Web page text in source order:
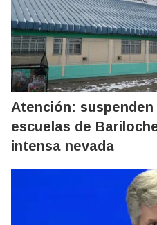
Atención:
escuelas de
intensa nevada